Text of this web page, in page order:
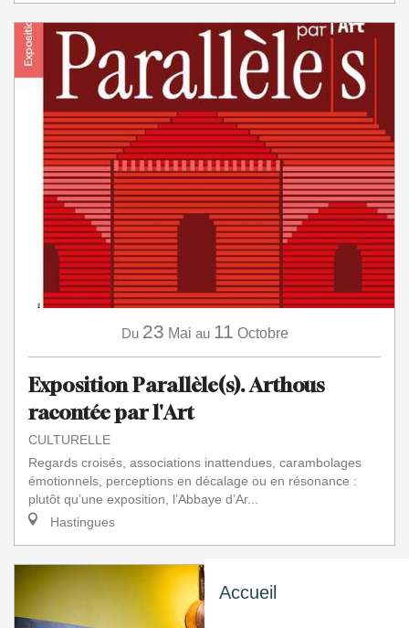
Accueil
Du 23 Mai au 11 Octobre
Exposition Parallèle(s). Arthous
racontée par l'Art
CULTURELLE
Regards croisés, associations inattendues, carambolages
émotionnels, perceptions en décalage ou en résonance :
plutôt qu’une exposition, l’Abbaye d’Ar...
Hastingues